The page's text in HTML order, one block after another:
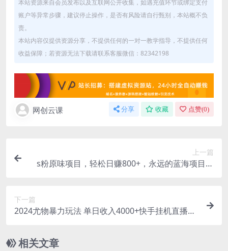
本站资源来自会员发布以及互联网公开收集，如遇充值环节或绑定支付
账户等异常步骤，建议停止操作，是否有风险请自行甄别，本站概不负
责。
本站内容仅提供资源分享，不提供任何的一对一教学指导，不提供任何
收益保障；若资源无法下载请联系客服微信：82342198
网创云课 分享 收藏 点赞(0)
上一篇
s粉原味项目，轻松日赚800+，永远的蓝海项目，
下一篇
2024尤物暴力玩法 单日收入4000+快手挂机直播
相关文章